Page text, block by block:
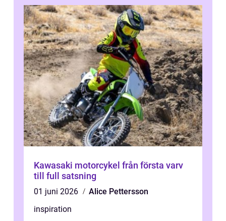
Kawasaki motorcykel från första varv
till full satsning
01 juni 2026
Alice Pettersson
inspiration